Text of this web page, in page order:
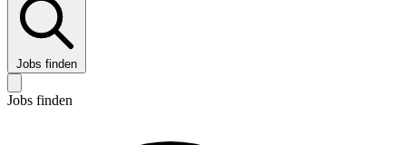
Jobs finden
Jobs finden